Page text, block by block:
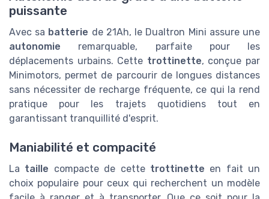
puissante
Avec sa batterie de 21Ah, le Dualtron Mini assure une
autonomie remarquable, parfaite pour les
déplacements urbains. Cette trottinette, conçue par
Minimotors, permet de parcourir de longues distances
sans nécessiter de recharge fréquente, ce qui la rend
pratique pour les trajets quotidiens tout en
garantissant tranquillité d'esprit.
Maniabilité et compacité
La taille compacte de cette trottinette en fait un
choix populaire pour ceux qui recherchent un modèle